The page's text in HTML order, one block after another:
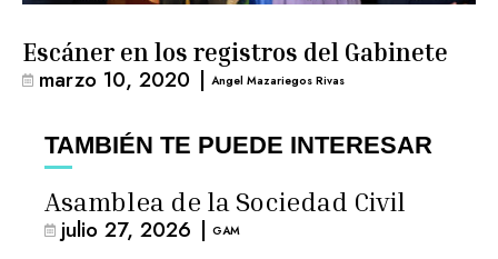
Escáner en los registros del Gabinete
marzo 10, 2020 | Angel Mazariegos Rivas
TAMBIÉN TE PUEDE INTERESAR
Asamblea de la Sociedad Civil
julio 27, 2026 | GAM